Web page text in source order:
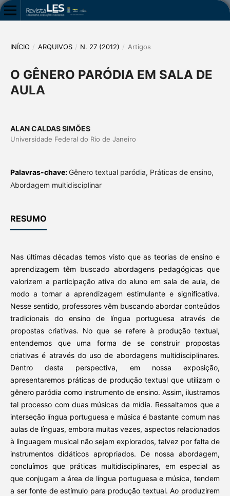
INÍCIO / ARQUIVOS / N. 27 (2012) / Artigos
O GÊNERO PARÓDIA EM SALA DE
AULA
ALAN CALDAS SIMÕES
Universidade Federal do Rio de Janeiro
Palavras-chave: Gênero textual paródia, Práticas de ensino,
Abordagem multidisciplinar
RESUMO
Nas últimas décadas temos visto que as teorias de ensino e
aprendizagem têm buscado abordagens pedagógicas que
valorizem a participação ativa do aluno em sala de aula, de
modo a tornar a aprendizagem estimulante e significativa.
Nesse sentido, professores vêm buscando abordar conteúdos
tradicionais do ensino de língua portuguesa através de
propostas criativas. No que se refere à produção textual,
entendemos que uma forma de se construir propostas
criativas é através do uso de abordagens multidisciplinares.
Dentro desta perspectiva, em nossa exposição,
apresentaremos práticas de produção textual que utilizam o
gênero paródia como instrumento de ensino. Assim, ilustramos
tal processo com duas músicas da mídia. Ressaltamos que a
interseção língua portuguesa e música é bastante comum nas
aulas de línguas, embora muitas vezes, aspectos relacionados
à linguagem musical não sejam explorados, talvez por falta de
instrumentos didáticos apropriados. De nossa abordagem,
concluímos que práticas multidisciplinares, em especial as
que conjugam a área de língua portuguesa e música, tendem
a ser fonte de estímulo para produção textual. Ao produzirem